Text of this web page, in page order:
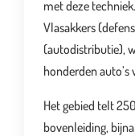
met deze
Vlasakkers
(autodistributie),
honderden auto’s
Het gebied telt
bovenleiding,